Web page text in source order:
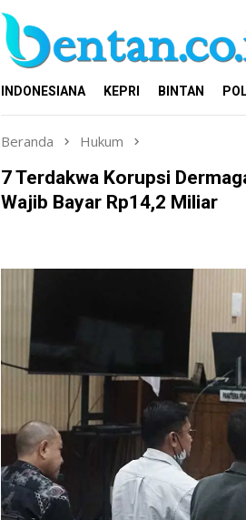
INDONESIANA KEPRI BINTAN
Beranda Hukum
7 Terdakwa Korupsi
Wajib Bayar Rp14,2 Miliar